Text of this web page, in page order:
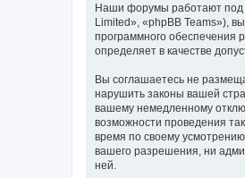
Наши форумы работают под
Limited», «phpBB Teams»),
программного обеспечения
определяет в качестве
Вы соглашаетесь не
нарушить законы вашей
вашему немедленному
возможности проведения
время по своему
вашего разрешения, ни
ней.